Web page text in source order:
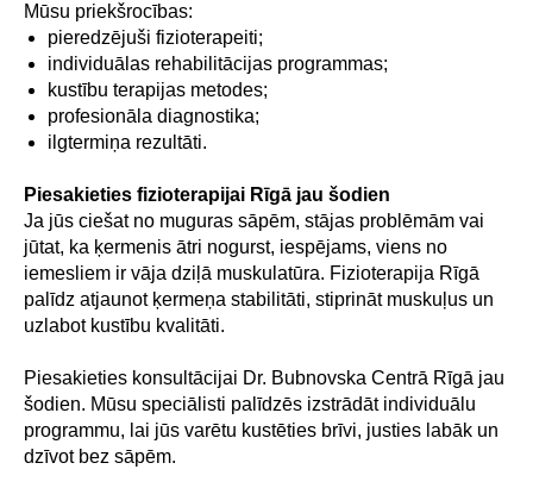
Mūsu priekšrocības:
pieredzējuši fizioterapeiti;
individuālas rehabilitācijas programmas;
kustību terapijas metodes;
profesionāla diagnostika;
ilgtermiņa rezultāti.
Piesakieties fizioterapijai Rīgā jau šodien
Ja jūs ciešat no muguras sāpēm, stājas problēmām vai
jūtat, ka ķermenis ātri nogurst, iespējams, viens no
iemesliem ir vāja dziļā muskulatūra. Fizioterapija Rīgā
palīdz atjaunot ķermeņa stabilitāti, stiprināt muskuļus un
uzlabot kustību kvalitāti.
Piesakieties konsultācijai Dr. Bubnovska Centrā Rīgā jau
šodien. Mūsu speciālisti palīdzēs izstrādāt individuālu
programmu, lai jūs varētu kustēties brīvi, justies labāk un
dzīvot bez sāpēm.